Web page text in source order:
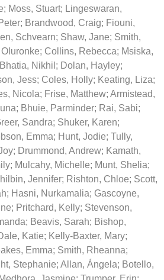
; Moss, Stuart; Lingeswaran,
; Brandwood, Craig; Fiouni,
Schvearn; Shaw, Jane; Smith,
; Collins, Rebecca; Msiska,
Bhatia, Nikhil ; Dolan, Hayley;
Jess; Coles, Holly; Keating, Liza;
Nicola; Frise, Matthew; Armistead,
; Bhuie, Parminder; Rai, Sabi;
Sandra; Shuker, Karen;
Emma; Hunt, Jodie; Tully,
; Drummond, Andrew; Kamath,
; Mulcahy, Michelle; Munt, Shelia;
Jennifer; Rishton, Chloe; Scott,
; Hasni, Nurkamalia; Gascoyne,
; Pritchard, Kelly; Stevenson,
; Beavis, Sarah; Bishop,
Katie; Kelly-Baxter, Mary;
Emma; Smith, Rheanna;
Stephanie; Allan, Ángela; Botello,